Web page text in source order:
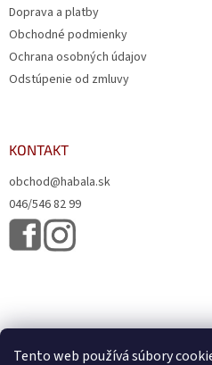
Tento web používá súbory
Doprava a platby
Obchodné podmienky
Ochrana osobných údajov
Odstúpenie od zmluvy
KONTAKT
obchod@habala.sk
046/546 82 99